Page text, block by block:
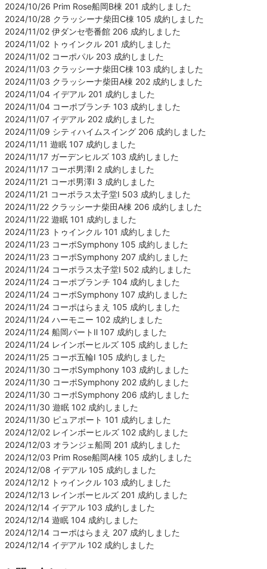
2024/10/26 Prim Rose船岡B棟 201 成約しました
2024/10/28 クラッシーナ柴田C棟 105 成約しました
2024/11/02 伊ダンセ壱番館 206 成約しました
2024/11/02 トゥインクル 201 成約しました
2024/11/02 コーポパル 203 成約しました
2024/11/03 クラッシーナ柴田C棟 103 成約しました
2024/11/03 クラッシーナ柴田A棟 202 成約しました
2024/11/04 イデアル 201 成約しました
2024/11/04 コーポブランチ 103 成約しました
2024/11/07 イデアル 202 成約しました
2024/11/09 シティハイムスイング 206 成約しました
2024/11/11 遊眠 107 成約しました
2024/11/17 ガーデンヒルズ 103 成約しました
2024/11/17 コーポ男澤Ⅰ 2 成約しました
2024/11/21 コーポ男澤Ⅰ 3 成約しました
2024/11/21 コーポラス太子堂Ⅰ 503 成約しました
2024/11/22 クラッシーナ柴田A棟 206 成約しました
2024/11/22 遊眠 101 成約しました
2024/11/23 トゥインクル 101 成約しました
2024/11/23 コーポSymphony 105 成約しました
2024/11/23 コーポSymphony 207 成約しました
2024/11/24 コーポラス太子堂Ⅰ 502 成約しました
2024/11/24 コーポブランチ 104 成約しました
2024/11/24 コーポSymphony 107 成約しました
2024/11/24 コーポはらまえ 105 成約しました
2024/11/24 ハーモニー 102 成約しました
2024/11/24 船岡パートⅡ 107 成約しました
2024/11/24 レインボーヒルズ 105 成約しました
2024/11/25 コーポ五輪Ⅰ 105 成約しました
2024/11/30 コーポSymphony 103 成約しました
2024/11/30 コーポSymphony 202 成約しました
2024/11/30 コーポSymphony 206 成約しました
2024/11/30 遊眠 102 成約しました
2024/11/30 ピュアポート 101 成約しました
2024/12/02 レインボーヒルズ 102 成約しました
2024/12/03 オランジェ船岡 201 成約しました
2024/12/03 Prim Rose船岡A棟 105 成約しました
2024/12/08 イデアル 105 成約しました
2024/12/12 トゥインクル 103 成約しました
2024/12/13 レインボーヒルズ 201 成約しました
2024/12/14 イデアル 103 成約しました
2024/12/14 遊眠 104 成約しました
2024/12/14 コーポはらまえ 207 成約しました
2024/12/14 イデアル 102 成約しました